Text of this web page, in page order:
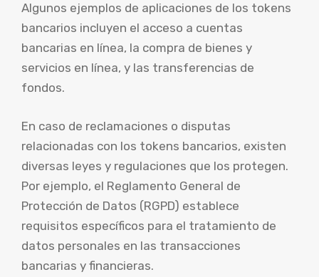
Algunos ejemplos de aplicaciones de los tokens
bancarios incluyen el acceso a cuentas
bancarias en línea, la compra de bienes y
servicios en línea, y las transferencias de
fondos.
En caso de reclamaciones o disputas
relacionadas con los tokens bancarios, existen
diversas leyes y regulaciones que los protegen.
Por ejemplo, el Reglamento General de
Protección de Datos (RGPD) establece
requisitos específicos para el tratamiento de
datos personales en las transacciones
bancarias y financieras.